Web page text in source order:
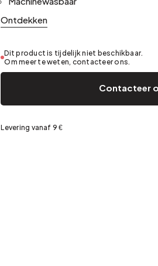
Ontdekken
Dit product is tijdelijk niet beschikbaar.
Om meer te weten, contacteer ons.
Contacteer
Levering vanaf 9 €